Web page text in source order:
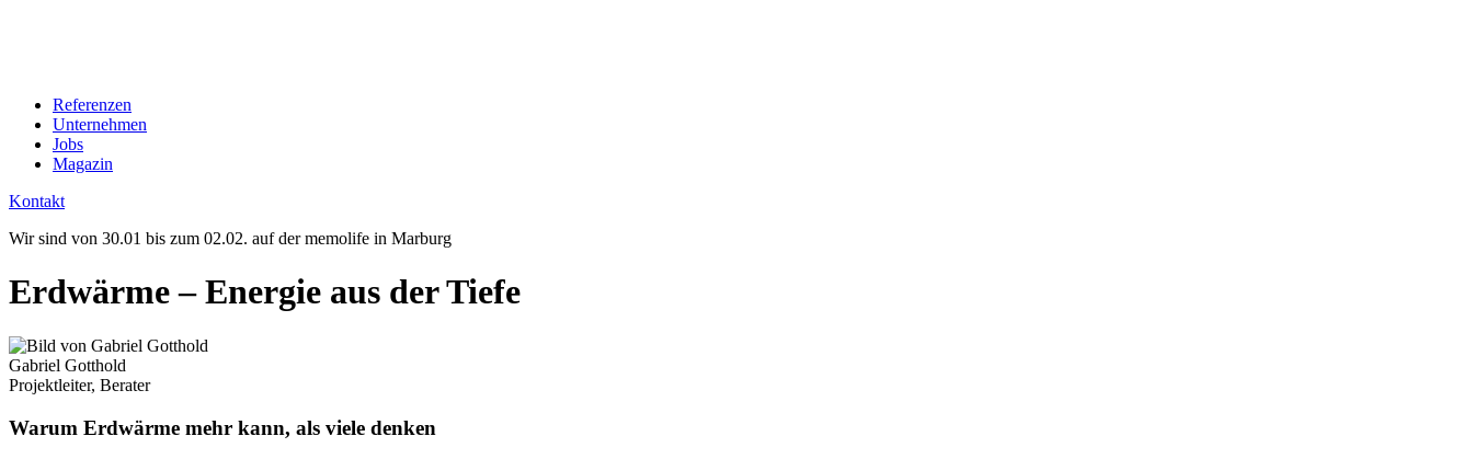
Referenzen
Unternehmen
Jobs
Magazin
Kontakt
Wir sind von 30.01 bis zum 02.02. auf der memolife in Marburg
Erdwärme – Energie aus der Tiefe
Gabriel Gotthold
Projektleiter, Berater
Warum Erdwärme mehr kann, als viele denken